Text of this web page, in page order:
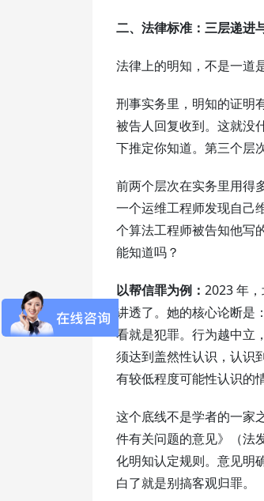
二、法律标准：三层递进
法律上的明知，不是一道
刑事实务里，明知的证明
被告人回复收到。这就
下推定你知道。第三个层
前两个层次在实务里用得
一个运维工程师发现自
个算法工程师被告知他写
能知道吗？
以帮信罪为例： 2023 年
讲透了。她的核心论断是
看就是犯罪。行为越中立
须达到盖然性认识，认识
有较低程度可能性认识的
这个底线不是学者的一家
件有关问题的意见》（法
化明知认定规则。意见明
白了就是别搞客观归罪。